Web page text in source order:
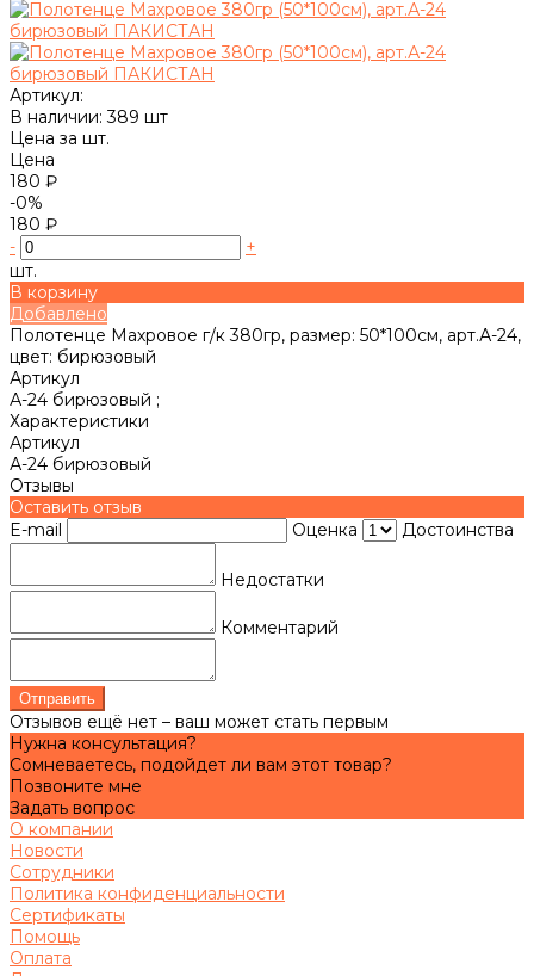
Артикул:
В наличии: 389 шт
Цена за шт.
Цена
180 ₽
-0%
180 ₽
-
+
шт.
В корзину
Добавлено
Полотенце Махровое г/к 380гр, размер: 50*100см, арт.А-24,
цвет: бирюзовый
Артикул
А-24 бирюзовый ;
Характеристики
Артикул
А-24 бирюзовый
Отзывы
Оставить отзыв
E-mail
Оценка Достоинства
Недостатки
Комментарий
Отправить
Отзывов ещё нет – ваш может стать первым
Нужна консультация?
Сомневаетесь, подойдет ли вам этот товар?
Позвоните мне
Задать вопрос
О компании
Новости
Сотрудники
Политика конфиденциальности
Сертификаты
Помощь
Оплата